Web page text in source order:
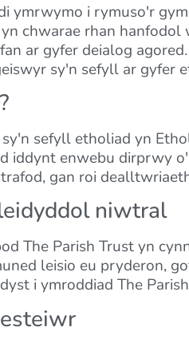
ymrwymo i rymuso'r
chwarae rhan
ar gyfer deialog
sy'n sefyll ar gyfer
sefyll etholiad yn
iddynt enwebu dirprwy
gan roi
niwtral
The Parish Trust yn
leisio eu pryderon,
i ymroddiad The